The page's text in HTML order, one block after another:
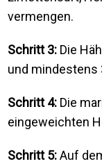
vermengen.
Schritt 3: Die
und mindestens
Schritt 4: Die
eingeweichten
Schritt 5:Auf